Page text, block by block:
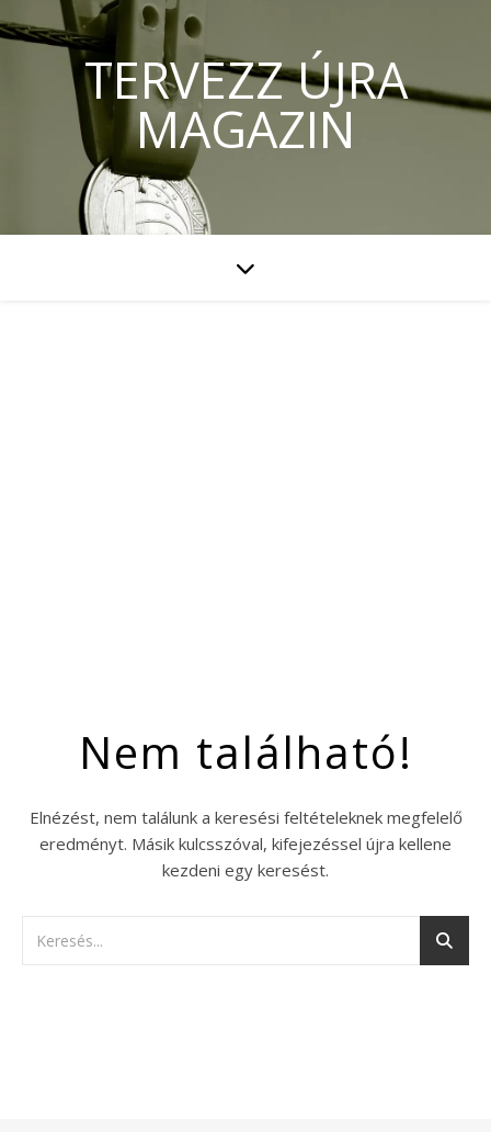
TERVEZZ ÚJRA
MAGAZIN
Nem található!
Elnézést, nem találunk a keresési feltételeknek megfelelő
eredményt. Másik kulcsszóval, kifejezéssel újra kellene
kezdeni egy keresést.